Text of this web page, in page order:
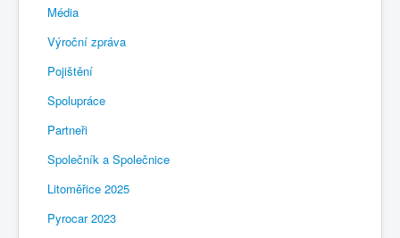
Média
Výroční zpráva
Pojištění
Spolupráce
Partneři
Společník a Společnice
Litoměřice 2025
Pyrocar 2023